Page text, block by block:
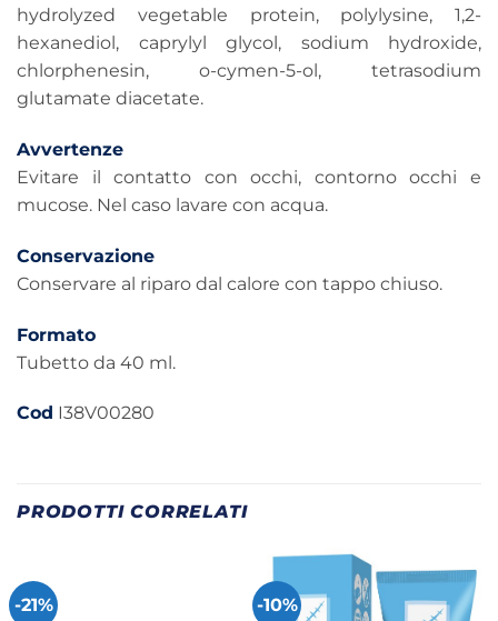
hydrolyzed vegetable protein, polylysine, 1,2-
hexanediol, caprylyl glycol, sodium hydroxide,
chlorphenesin, o-cymen-5-ol, tetrasodium
glutamate diacetate.
Avvertenze
Evitare il contatto con occhi, contorno occhi e
mucose. Nel caso lavare con acqua.
Conservazione
Conservare al riparo dal calore con tappo chiuso.
Formato
Tubetto da 40 ml.
Cod I38V00280
PRODOTTI CORRELATI
-21% -10%